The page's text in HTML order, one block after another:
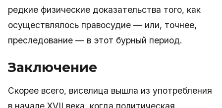
редкие физические доказательства того, как
осуществлялось правосудие — или, точнее,
преследование — в этот бурный период.
Заключение
Скорее всего, виселица вышла из употребления
в начале XVII века, когда политическая